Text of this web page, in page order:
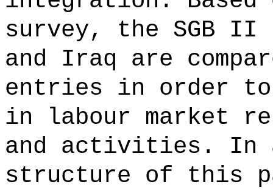
survey, the SGB II
and Iraq are
entries in order to
in labour market
and activities. In
structure of this